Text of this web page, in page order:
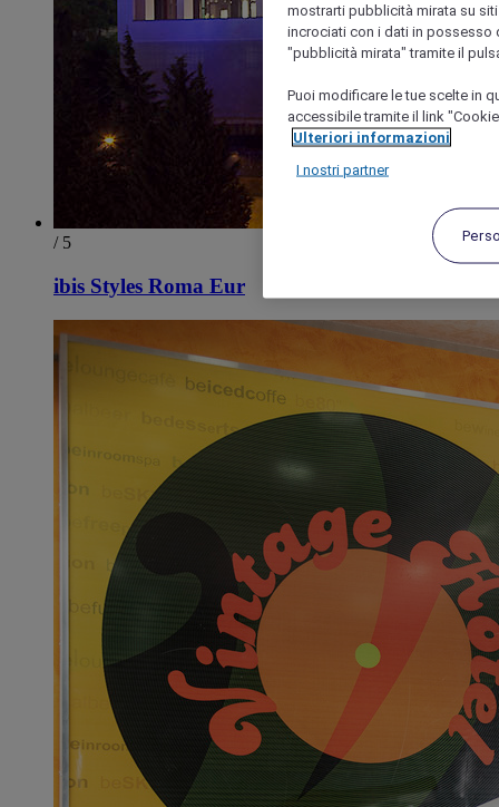
/ 5
ibis Styles Roma Eur
mostrarti pubblicità mirata su
incrociati con i dati in possesso
"pubblicità mirata" tramite il
Puoi modificare le tue scelte in
accessibile tramite il link
Ulteriori informazioni
I nostri partner